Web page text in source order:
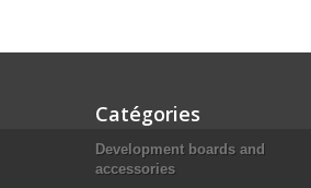
Catégories
Development boards and
accessories